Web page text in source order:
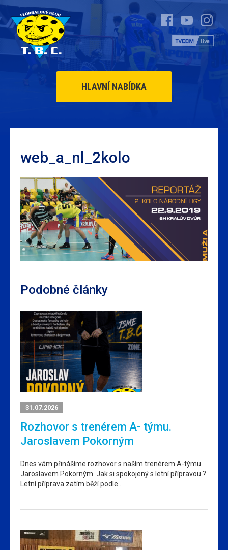
HLAVNÍ NABÍDKA
web_a_nl_2kolo
Podobné články
31.07.2026
Rozhovor s trenérem A- týmu.
Jaroslavem Pokorným
Dnes vám přinášíme rozhovor s naším trenérem A-týmu
Jaroslavem Pokorným. Jak si spokojený s letní přípravou ?
Letní příprava zatím běží podle…